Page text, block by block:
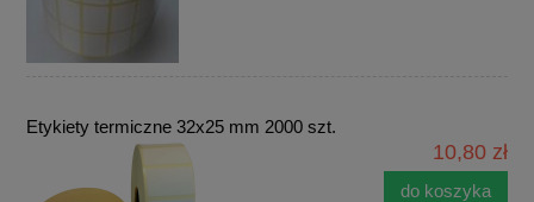
Etykiety termiczne 32x25 mm 2000 szt.
10,80 zł
do koszyka